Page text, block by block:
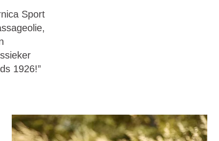
Sport
1926!”